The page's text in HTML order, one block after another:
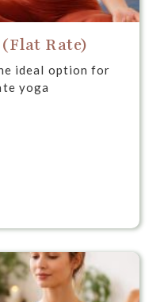
Rate)
ideal option for
yoga